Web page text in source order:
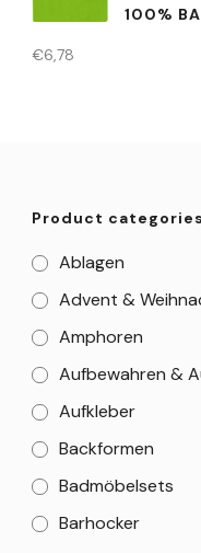
100%
€6,78
Product categories
Ablagen
Advent &
Amphoren
Aufbewahren &
Aufkleber
Backformen
Badmöbelsets
Barhocker